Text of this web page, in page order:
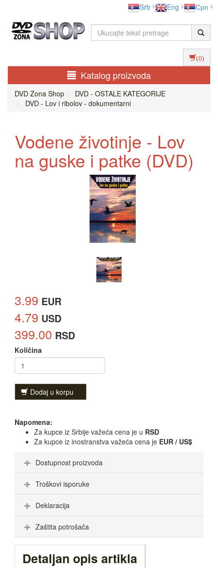
Srb Eng Срп
(0)
Katalog proizvoda
DVD Zona Shop
DVD - OSTALE KATEGORIJE
DVD - Lov i ribolov - dokumentarni
Vodene životinje - Lov
na guske i patke (DVD)
3.99 EUR
4.79 USD
399.00 RSD
Količina
Dodaj u korpu
Napomena:
Za kupce iz Srbije važeća cena je u RSD
Za kupce iz inostranstva važeća cena je EUR / US$
Dostupnost proizvoda
Troškovi isporuke
Deklaracija
Zaštita potrošača
Detaljan opis artikla